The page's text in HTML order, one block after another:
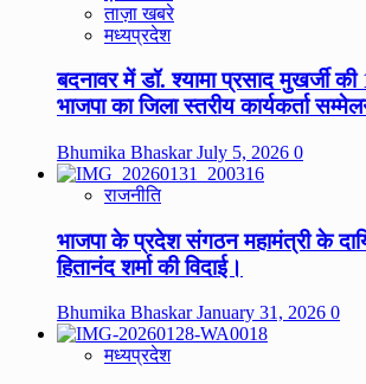
ताज़ा खबरे
मध्यप्रदेश
बदनावर में डॉ. श्यामा प्रसाद मुखर्जी
भाजपा का जिला स्तरीय कार्यकर्ता
Bhumika BhaskarJuly 5, 2026 0
राजनीति
भाजपा के प्रदेश संगठन महामंत्री के
हितानंद शर्मा की विदाई।
Bhumika BhaskarJanuary 31, 2026 0
मध्यप्रदेश